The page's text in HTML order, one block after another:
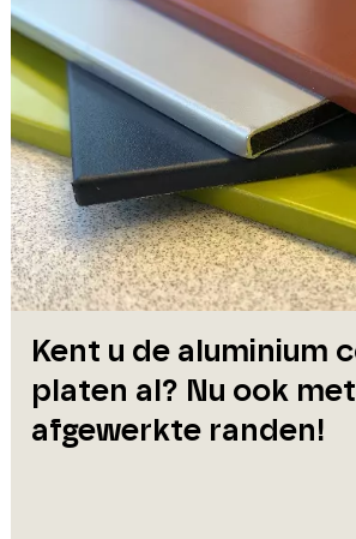
Kent u de aluminium
platen al? Nu ook met
afgewerkte randen!